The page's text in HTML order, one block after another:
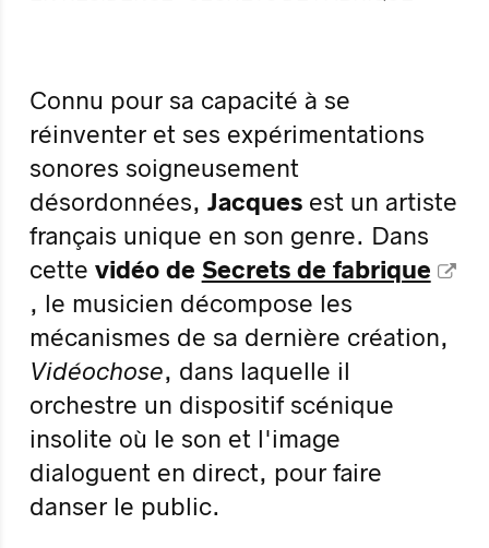
Connu pour sa capacité à se
réinventer et ses expérimentations
sonores soigneusement
désordonnées, Jacquesest un artiste
français unique en son genre. Dans
cette vidéo de Secrets de fabrique
, le musicien décompose les
mécanismes de sa dernière création,
Vidéochose, dans laquelle il
orchestre un dispositif scénique
insolite où le son et l'image
dialoguent en direct, pour faire
danser le public.